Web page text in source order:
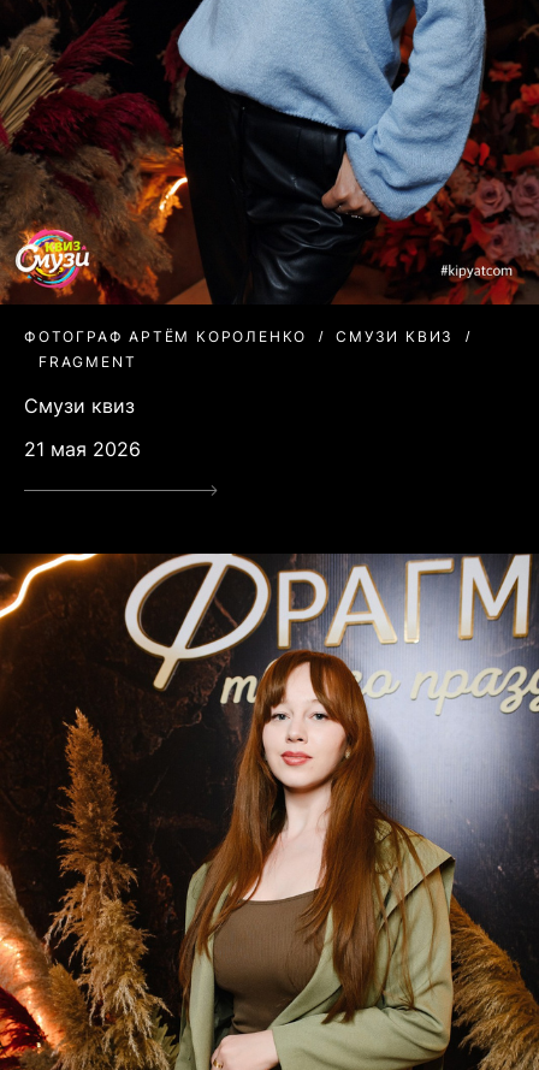
ФОТОГРАФ АРТЁМ КОРОЛЕНКО
СМУЗИ КВИЗ
FRAGMENT
Смузи квиз
21 мая 2026